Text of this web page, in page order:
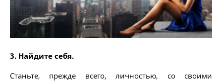
3. Найдите себя.
Станьте, прежде всего, личностью, со своими